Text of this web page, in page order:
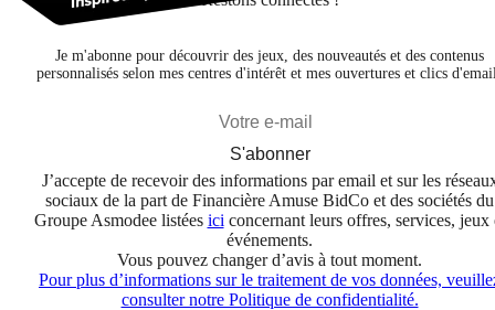
Je m'abonne pour découvrir des jeux, des nouveautés et des contenus
personnalisés selon mes centres d'intérêt et mes ouvertures et clics
S'abonner
J’accepte de recevoir des informations par email et sur les
sociaux de la part de Financière Amuse BidCo et des sociétés du
Groupe Asmodee listées ici concernant leurs offres, services, jeux
événements.
Vous pouvez changer d’avis à tout moment.
Pour plus d’informations sur le traitement de vos données,
consulter notre Politique de confidentialité.